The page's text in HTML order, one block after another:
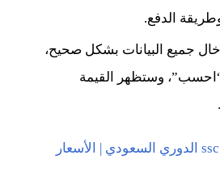
الدفع.
جميع البيانات بشكل صحيح،
وستظهر القيمة
اشتراك ssc الدوري السعودي | الأسعار